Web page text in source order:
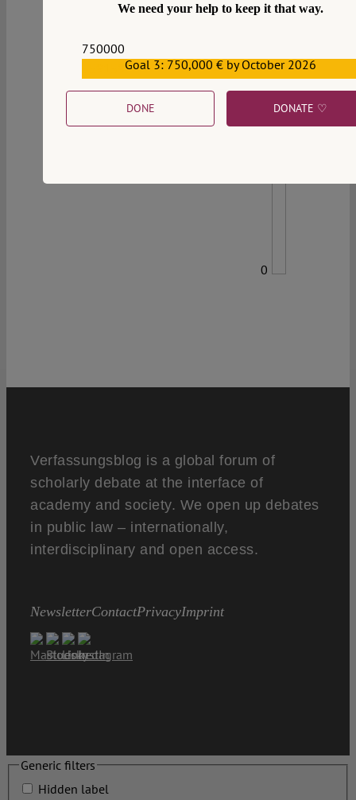
0
Verfassungsblog is a global forum of
scholarly debate at the interface of
academy and society. We open up debates
in public law – internationally,
interdisciplinary and open access.
NewsletterContactPrivacyImprint
We need your help to keep it that way.
750000
Goal 3: 750,000 € by October 2026
DONE DONATE ♡
Generic filters
Hidden label